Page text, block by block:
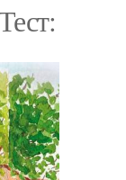
на тип
психотип